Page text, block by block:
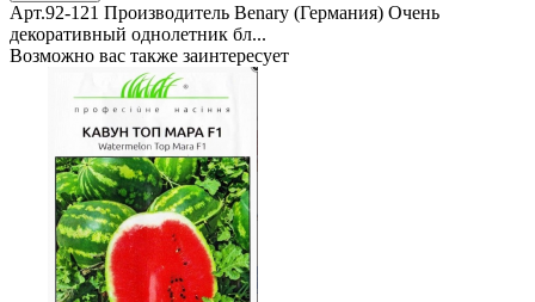
Арт.92-121 Производитель Benary (Германия) Очень
декоративный однолетник бл...
Возможно вас также заинтересует